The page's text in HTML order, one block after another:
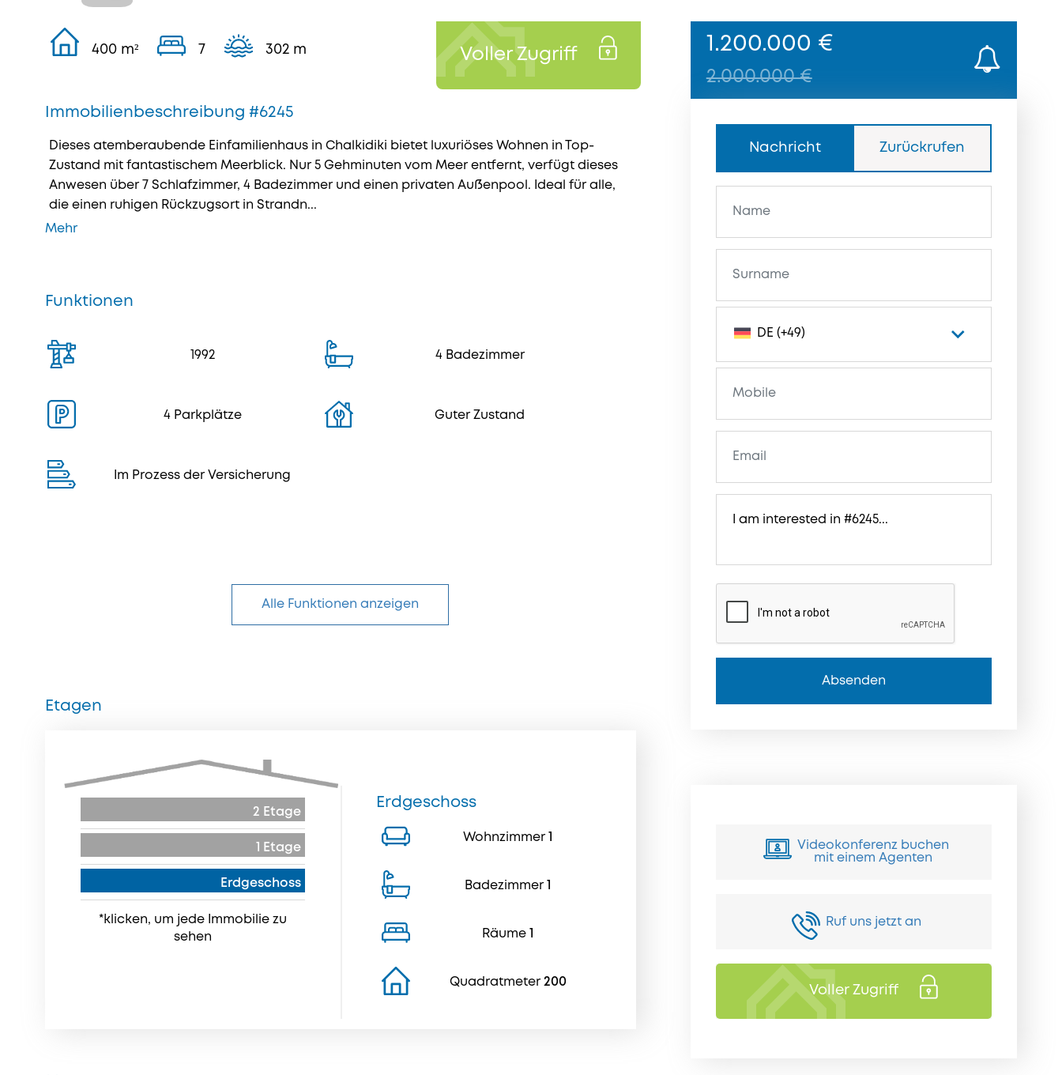
400 m² 7 302 m Voller Zugriff
Immobilienbeschreibung #6245
Dieses atemberaubende Einfamilienhaus in Chalkidiki bietet luxuriöses Wohnen in Top-
Zustand mit fantastischem Meerblick. Nur 5 Gehminuten vom Meer entfernt, verfügt dieses
Anwesen über 7 Schlafzimmer, 4 Badezimmer und einen privaten Außenpool. Ideal für alle,
die einen ruhigen Rückzugsort in Strandn...
Mehr
Funktionen
1992 4 Badezimmer
4 Parkplätze Guter Zustand
Im Prozess der Versicherung
Alle Funktionen anzeigen
Etagen
2 Etage
1 Etage
Erdgeschoss
*klicken, um jede Immobilie zu
sehen
Erdgeschoss
Wohnzimmer
Badezimmer
Räume
Quadratmeter 200
1.200.000 €
2.000.000 €
Nachricht Zurückrufen
DE (+49)
Absenden
Videokonferenz buchen
mit einem Agenten
Ruf uns jetzt an
Voller Zugriff